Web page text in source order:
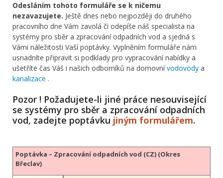
Odesláním tohoto formuláře se k ničemu
nezavazujete. Ještě dnes nebo nejpozději do druhého
pracovního dne Vám zavolá či odepíše náš specialista na
systémy pro sběr a zpracování odpadních vod a sjedná s
Vámi náležitosti Vaší poptávky. Vyplněním formuláře nám
usnadníte připravit si podklady pro vypracování nabídky a
ušetříte čas Váš i našich odborníků na domovnívodovody a
kanalizace .
Pozor ! Požadujete-li jiné práce nesouvisející
se systémy pro sběr a zpracování odpadních
vod, zadejte poptávku jiným formulářem.
Poptávka – Zpracování odpadních vod (CZ) (Okres
Břeclav)